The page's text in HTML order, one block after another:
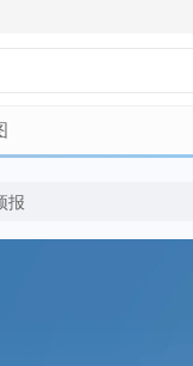
报